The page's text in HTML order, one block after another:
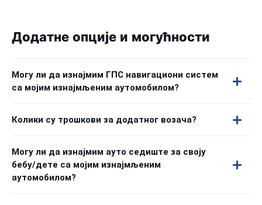
Додатне опције и могућности
Могу ли да изнајмим ГПС навигациони систем
са мојим изнајмљеним аутомобилом?
Колики су трошкови за додатног возача?
Могу ли да изнајмим ауто седиште за своју
бебу/дете са мојим изнајмљеним
аутомобилом?